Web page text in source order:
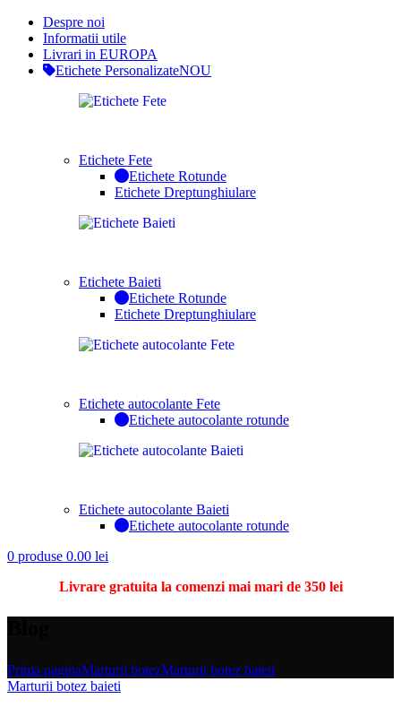
Despre noi
Informatii utile
Livrari in EUROPA
Etichete PersonalizateNOU
Etichete Fete
Etichete Rotunde
Etichete Dreptunghiulare
Etichete Baieti
Etichete Rotunde
Etichete Dreptunghiulare
Etichete autocolante Fete
Etichete autocolante rotunde
Etichete autocolante Baieti
Etichete autocolante rotunde
0 produse 0.00 lei
Livrare gratuita la comenzi mai mari de 350 lei
Prima paginaMarturii botezMarturii botez baieti
Marturii botez baieti